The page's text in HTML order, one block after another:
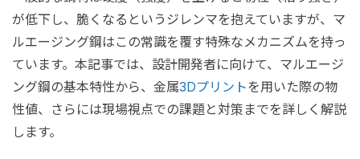
が低下し、脆くなるというジレンマを抱えていますが、マ
ルエージング鋼はこの常識を覆す特殊なメカニズムを持っ
ています。本記事では、設計開発者に向けて、マルエージ
ング鋼の基本特性から、金属3Dプリント を用いた際の物
性値、さらには現場視点での課題と対策までを詳しく解説
します。